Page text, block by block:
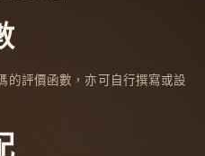
的評價函數，亦可自行撰寫或設